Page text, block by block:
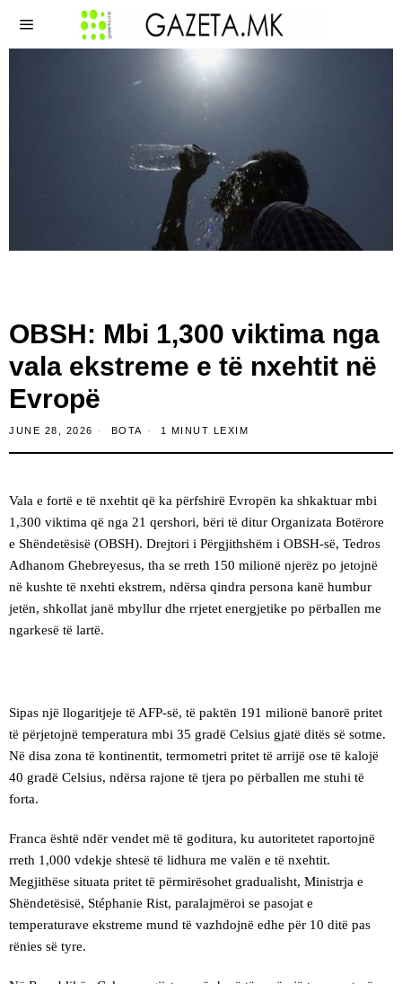
OBSH: Mbi 1,300 viktima nga
vala ekstreme e të nxehtit në
Evropë
JUNE 28, 2026 BOTA 1 MINUT LEXIM
Vala e fortë e të nxehtit që ka përfshirë Evropën ka shkaktuar mbi
1,300 viktima që nga 21 qershori, bëri të ditur Organizata Botërore
e Shëndetësisë (OBSH). Drejtori i Përgjithshëm i OBSH-së, Tedros
Adhanom Ghebreyesus, tha se rreth 150 milionë njerëz po jetojnë
në kushte të nxehti ekstrem, ndërsa qindra persona kanë humbur
jetën, shkollat janë mbyllur dhe rrjetet energjetike po përballen me
ngarkesë të lartë.
Sipas një llogaritjeje të AFP-së, të paktën 191 milionë banorë pritet
të përjetojnë temperatura mbi 35 gradë Celsius gjatë ditës së sotme.
Në disa zona të kontinentit, termometri pritet të arrijë ose të kalojë
40 gradë Celsius, ndërsa rajone të tjera po përballen me stuhi të
forta.
Franca është ndër vendet më të goditura, ku autoritetet raportojnë
rreth 1,000 vdekje shtesë të lidhura me valën e të nxehtit.
Megjithëse situata pritet të përmirësohet gradualisht, Ministrja e
Shëndetësisë, Stéphanie Rist, paralajmëroi se pasojat e
temperaturave ekstreme mund të vazhdojnë edhe për 10 ditë pas
rënies së tyre.